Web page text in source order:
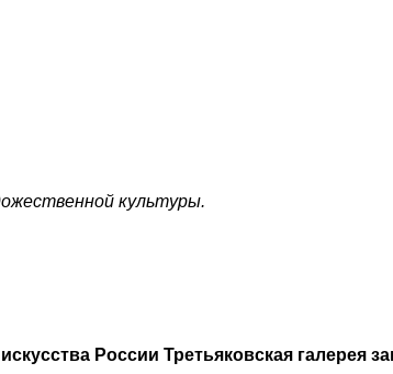
культуры.
России Третьяковская галерея